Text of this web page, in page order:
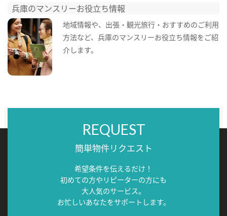
兵庫のマンスリーお役立ち情報
地域情報や、出張・観光旅行・おすすめのご利用
方法など、兵庫のマンスリーお役立ち情報をご紹
介します。
REQUEST
簡単物件リクエスト
希望条件を伝えるだけ！
初めての方やリピーターの方にも
大人気のサービス。
お忙しいあなたをサポートします。